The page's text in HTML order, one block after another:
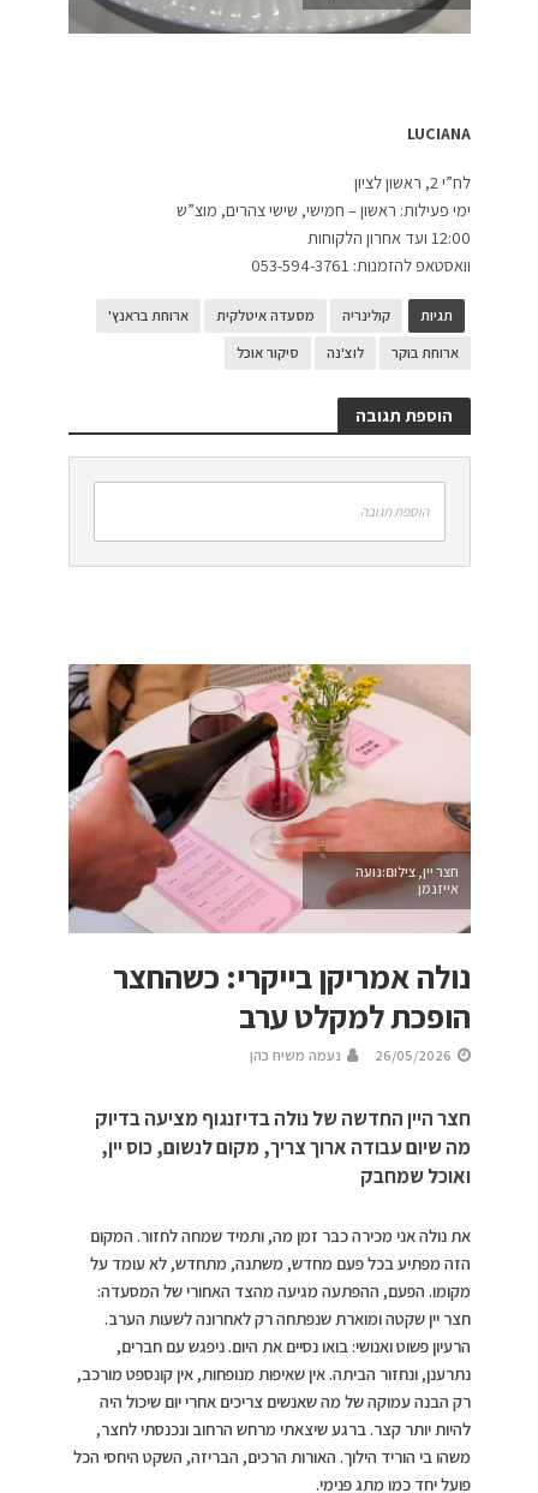
LUCIANA
לח”י 2, ראשון לציון
ימי פעילות: ראשון – חמישי, שישי צהרים, מוצ”ש
12:00 ועד אחרון הלקוחות
וואסטאפ להזמנות: 053-594-3761
תגיות קולינריה מסעדה איטלקית
ארוחת בראנץ'
ארוחת בוקר
לוצ'נה סיקור אוכל
הוספת תגובה
הוספת תגובה
חצר יין, צילום:נועה
אייזנמן
נולה אמריקן בייקרי: כשהחצר
הופכת למקלט ערב
26/05/2026 נעמה משיח כהן
חצר היין החדשה של נולה בדיזנגוף מציעה בדיוק
מה שיום עבודה ארוך צריך, מקום לנשום, כוס יין,
ואוכל שמחבק
את נולה אני מכירה כבר זמן מה, ותמיד שמחה לחזור. המקום
הזה מפתיע בכל פעם מחדש, משתנה, מתחדש, לא עומד על
מקומו. הפעם, ההפתעה מגיעה מהצד האחורי של המסעדה:
חצר יין שקטה ומוארת שנפתחה רק לאחרונה לשעות הערב.
הרעיון פשוט ואנושי: בואו נסיים את היום. ניפגש עם חברים,
נתרענן, ונחזור הביתה. אין שאיפות מנופחות, אין קונספט מורכב,
רק הבנה עמוקה של מה שאנשים צריכים אחרי יום שיכול היה
להיות יותר קצר. ברגע שיצאתי מרחש הרחוב ונכנסתי לחצר,
משהו בי הוריד הילוך. האורות הרכים, הבריזה, השקט היחסי הכל
פועל יחד כמו מתג פנימי.